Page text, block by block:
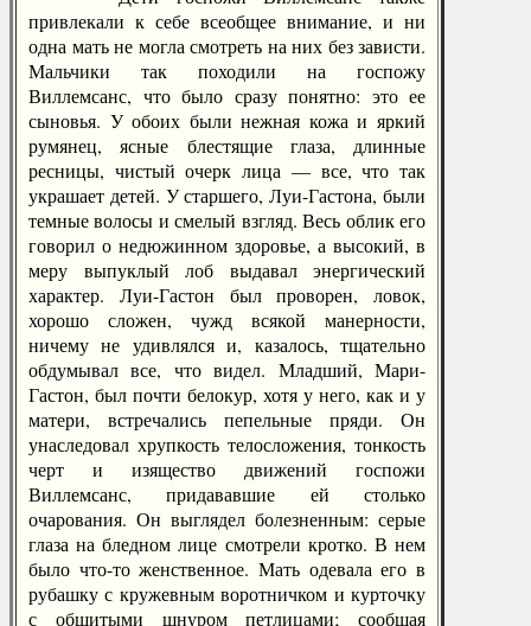
привлекали к себе всеобщее внимание, и ни
одна мать не могла смотреть на них без зависти.
Мальчики так походили на госпожу
Виллемсанс, что было сразу понятно: это ее
сыновья. У обоих были нежная кожа и яркий
румянец, ясные блестящие глаза, длинные
ресницы, чистый очерк лица — все, что так
украшает детей. У старшего, Луи-Гастона, были
темные волосы и смелый взгляд. Весь облик его
говорил о недюжинном здоровье, а высокий, в
меру выпуклый лоб выдавал энергический
характер. Луи-Гастон был проворен, ловок,
хорошо сложен, чужд всякой манерности,
ничему не удивлялся и, казалось, тщательно
обдумывал все, что видел. Младший, Мари-
Гастон, был почти белокур, хотя у него, как и у
матери, встречались пепельные пряди. Он
унаследовал хрупкость телосложения, тонкость
черт и изящество движений госпожи
Виллемсанс, придававшие ей столько
очарования. Он выглядел болезненным: серые
глаза на бледном лице смотрели кротко. В нем
было что-то женственное. Мать одевала его в
рубашку с кружевным воротничком и курточку
с обшитыми шнуром петлицами; сообщая